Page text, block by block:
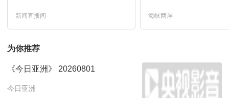
19:00 新闻直播间
19:21
19:37 预约
新闻直播间 海峡两岸
为你推荐
《今日亚洲》 20260801
今日亚洲